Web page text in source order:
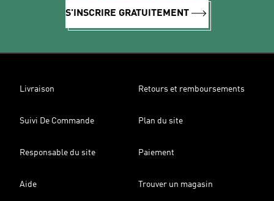
S'INSCRIRE GRATUITEMENT
Livraison Retours et remboursements
Suivi De Commande Plan du site
Responsable du site Paiement
Aide Trouver un magasin